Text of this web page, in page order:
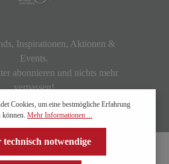
Inspirationen, Aktionen &
Events.
abonnieren und nichts mehr
verpassen!
Cookies, um eine bestmögliche Erfahrung
können. Mehr Informationen ...
notwendige